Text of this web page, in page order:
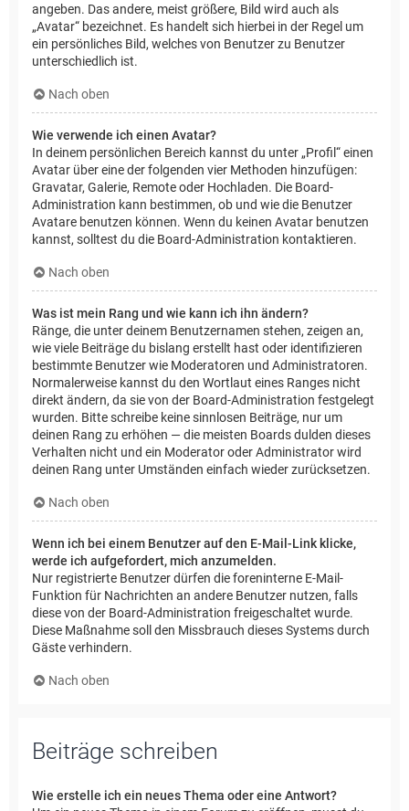
angeben. Das andere, meist größere, Bild wird auch als
„Avatar“ bezeichnet. Es handelt sich hierbei in der Regel um
ein persönliches Bild, welches von Benutzer zu Benutzer
unterschiedlich ist.
Nach oben
Wie verwende ich einen Avatar?
In deinem persönlichen Bereich kannst du unter „Profil“ einen
Avatar über eine der folgenden vier Methoden hinzufügen:
Gravatar, Galerie, Remote oder Hochladen. Die Board-
Administration kann bestimmen, ob und wie die Benutzer
Avatare benutzen können. Wenn du keinen Avatar benutzen
kannst, solltest du die Board-Administration kontaktieren.
Nach oben
Was ist mein Rang und wie kann ich ihn ändern?
Ränge, die unter deinem Benutzernamen stehen, zeigen an,
wie viele Beiträge du bislang erstellt hast oder identifizieren
bestimmte Benutzer wie Moderatoren und Administratoren.
Normalerweise kannst du den Wortlaut eines Ranges nicht
direkt ändern, da sie von der Board-Administration festgelegt
wurden. Bitte schreibe keine sinnlosen Beiträge, nur um
deinen Rang zu erhöhen — die meisten Boards dulden dieses
Verhalten nicht und ein Moderator oder Administrator wird
deinen Rang unter Umständen einfach wieder zurücksetzen.
Nach oben
Wenn ich bei einem Benutzer auf den E-Mail-Link klicke,
werde ich aufgefordert, mich anzumelden.
Nur registrierte Benutzer dürfen die foreninterne E-Mail-
Funktion für Nachrichten an andere Benutzer nutzen, falls
diese von der Board-Administration freigeschaltet wurde.
Diese Maßnahme soll den Missbrauch dieses Systems durch
Gäste verhindern.
Nach oben
Beiträge schreiben
Wie erstelle ich ein neues Thema oder eine Antwort?